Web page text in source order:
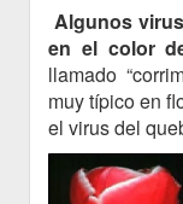
Algunos
en el color
llamado
muy típico en
el virus del